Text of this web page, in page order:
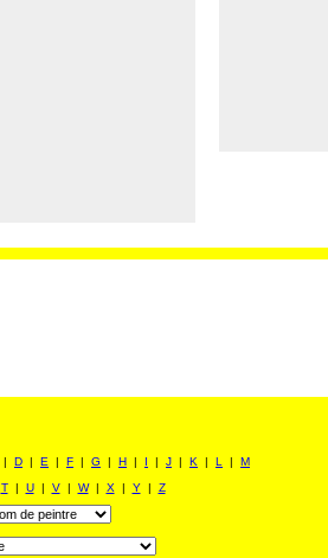
| D | E | F | G | H | I | J | K | L |
M
T | U | V | W | X | Y | Z